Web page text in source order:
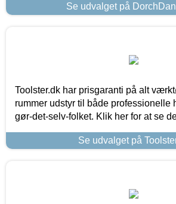
Se udvalget på
Toolster.dk har prisgaranti på alt
rummer udstyr til både professionelle
gør-det-selv-folket. Klik her for at se
Se udvalget på